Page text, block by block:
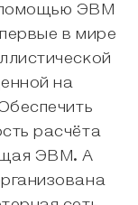
ЭВМ
в мире
на
расчёта
ЭВМ. А